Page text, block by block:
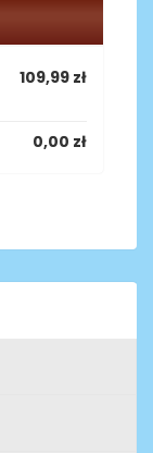
109,99 zł
0,00 zł